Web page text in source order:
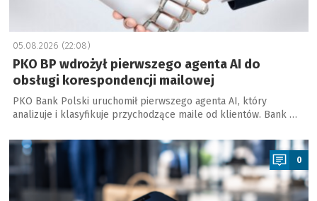
05.08.2026 (22:08)
PKO BP wdrożył pierwszego agenta AI do
obsługi korespondencji mailowej
PKO Bank Polski uruchomił pierwszego agenta AI, który
analizuje i klasyfikuje przychodzące maile od klientów. Bank …
a
0